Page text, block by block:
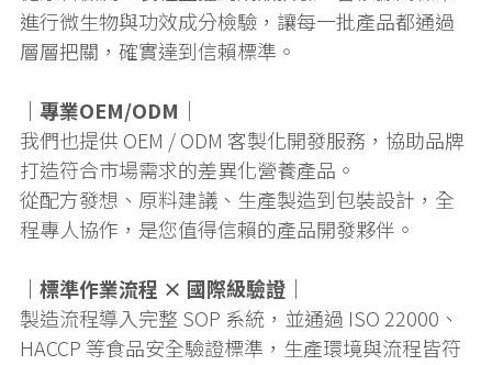
進行微生物與功效成分檢驗，讓每一批產品都通過
層層把關，確實達到信賴標準。
｜專業OEM/ODM｜
我們也提供 OEM / ODM 客製化開發服務，協助品牌
打造符合市場需求的差異化營養產品。
從配方發想、原料建議、生產製造到包裝設計，全
程專人協作，是您值得信賴的產品開發夥伴。
｜標準作業流程 × 國際級驗證｜
製造流程導入完整 SOP 系統，並通過 ISO 22000、
HACCP 等食品安全驗證標準，生產環境與流程皆符